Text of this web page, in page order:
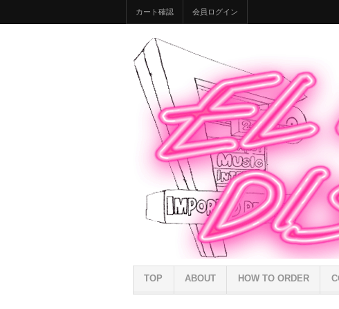
カート確認 会員ログイン
TOP ABOUT HOW TO ORDER